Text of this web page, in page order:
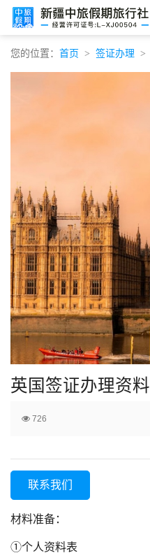
您的位置： 首页 签证办理
英国签证办理资料
726
联系我们
材料准备：
①个人资料表